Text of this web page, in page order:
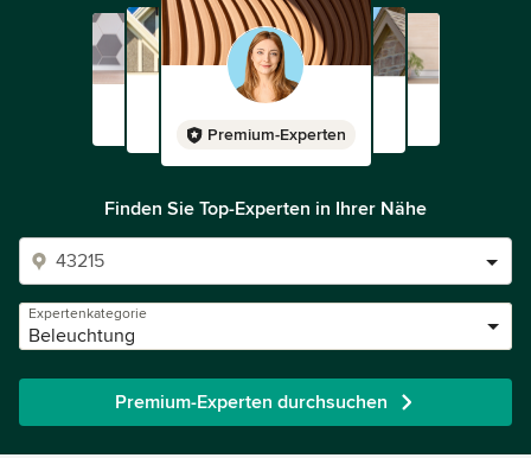
Premium-Experten
Finden Sie Top-Experten in Ihrer Nähe
Expertenkategorie
Beleuchtung
Premium-Experten durchsuchen